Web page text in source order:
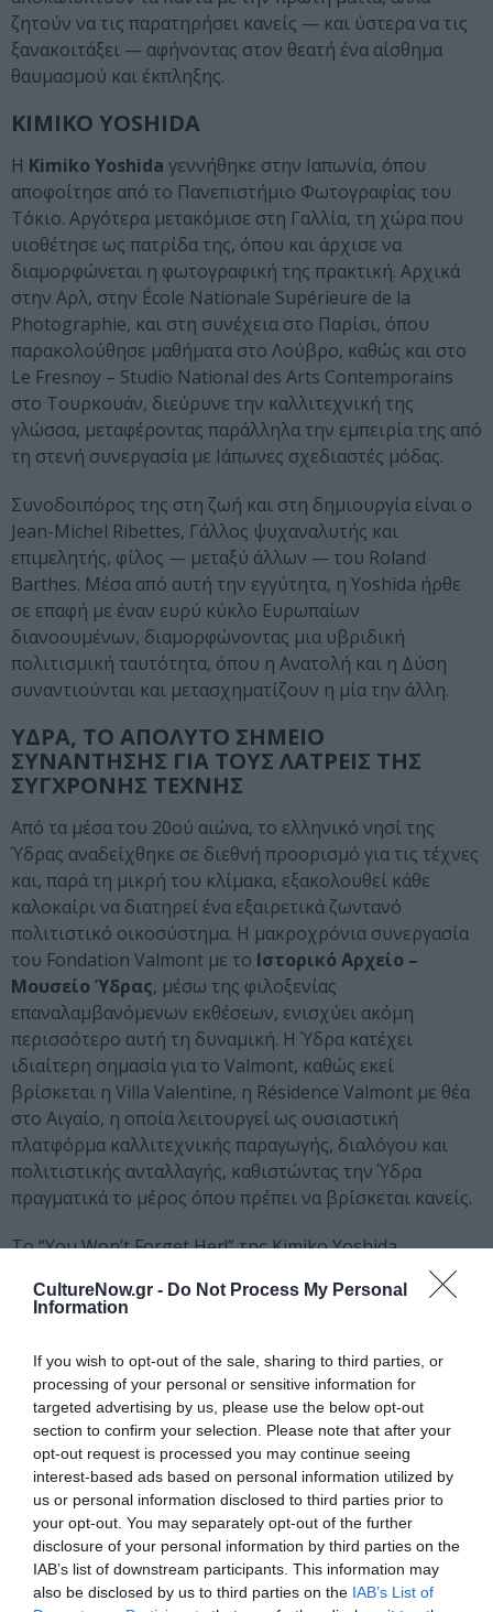
CultureNow.gr - Do Not Process My Personal
Information
If you wish to opt-out of the sale, sharing to third parties, or
processing of your personal or sensitive information for
targeted advertising by us, please use the below opt-out
section to confirm your selection. Please note that after your
opt-out request is processed you may continue seeing
interest-based ads based on personal information utilized by
us or personal information disclosed to third parties prior to
your opt-out. You may separately opt-out of the further
disclosure of your personal information by third parties on the
IAB’s list of downstream participants. This information may
also be disclosed by us to third parties on the IAB’s List of
ζητούν να τις παρατηρήσει κανείς — και ύστερα να τις
ξανακοιτάξει — αφήνοντας στον θεατή ένα αίσθημα
θαυμασμού και έκπληξης.
KIMIKO YOSHIDA
Η Kimiko Yoshida γεννήθηκε στην Ιαπωνία, όπου
αποφοίτησε από το Πανεπιστήμιο Φωτογραφίας του
Τόκιο. Αργότερα μετακόμισε στη Γαλλία, τη χώρα που
υιοθέτησε ως πατρίδα της, όπου και άρχισε να
διαμορφώνεται η φωτογραφική της πρακτική. Αρχικά
στην Αρλ, στην École Nationale Supérieure de la
Photographie, και στη συνέχεια στο Παρίσι, όπου
παρακολούθησε μαθήματα στο Λούβρο, καθώς και στο
Le Fresnoy – Studio National des Arts Contemporains
στο Τουρκουάν, διεύρυνε την καλλιτεχνική της
γλώσσα, μεταφέροντας παράλληλα την εμπειρία της από
τη στενή συνεργασία με Ιάπωνες σχεδιαστές μόδας.
Συνοδοιπόρος της στη ζωή και στη δημιουργία είναι ο
Jean-Michel Ribettes, Γάλλος ψυχαναλυτής και
επιμελητής, φίλος — μεταξύ άλλων — του Roland
Barthes. Μέσα από αυτή την εγγύτητα, η Yoshida ήρθε
σε επαφή με έναν ευρύ κύκλο Ευρωπαίων
διανοουμένων, διαμορφώνοντας μια υβριδική
πολιτισμική ταυτότητα, όπου η Ανατολή και η Δύση
συναντιούνται και μετασχηματίζουν η μία την άλλη.
ΥΔΡΑ, ΤΟ ΑΠΟΛΥΤΟ ΣΗΜΕΙΟ
ΣΥΝΑΝΤΗΣΗΣ ΓΙΑ ΤΟΥΣ ΛΑΤΡΕΙΣ ΤΗΣ
ΣΥΓΧΡΟΝΗΣ ΤΕΧΝΗΣ
Από τα μέσα του 20ού αιώνα, το ελληνικό νησί της
Ύδρας αναδείχθηκε σε διεθνή προορισμό για τις τέχνες
και, παρά τη μικρή του κλίμακα, εξακολουθεί κάθε
καλοκαίρι να διατηρεί ένα εξαιρετικά ζωντανό
πολιτιστικό οικοσύστημα. Η μακροχρόνια συνεργασία
του Fondation Valmont με το Ιστορικό Αρχείο –
Μουσείο Ύδρας, μέσω της φιλοξενίας
επαναλαμβανόμενων εκθέσεων, ενισχύει ακόμη
περισσότερο αυτή τη δυναμική. Η Ύδρα κατέχει
ιδιαίτερη σημασία για το Valmont, καθώς εκεί
βρίσκεται η Villa Valentine, η Résidence Valmont με θέα
στο Αιγαίο, η οποία λειτουργεί ως ουσιαστική
πλατφόρμα καλλιτεχνικής παραγωγής, διαλόγου και
πολιτιστικής ανταλλαγής, καθιστώντας την Ύδρα
πραγματικά το μέρος όπου πρέπει να βρίσκεται κανείς.
Το “You Won’t Forget Her!” της Kimiko Yoshida
πραγματοποιείται σε έναν από τους πιο εμβληματικούς
χώρους του νησιού του Σαρωνικού. Η ανάδειξη της
στόχους του Ιστορικού Αρχείου – Μουσείου Ύδρας,
μαζί με τον εντοπισμό, τη συγκέντρωση, την
ταξινόμηση, την καταγραφή και τη δημοσίευση κάθε
είδους αρχειακού υλικού που σχετίζεται με το νησί,
την τοπική ιστορία, την παράδοση και τον πολιτισμό
του.
Το Μουσείο, που ιδρύθηκε το 1918, φιλοξενεί, μεταξύ
άλλων, πολιτιστικούς θησαυρούς που σχετίζονται με
την Ελληνική Επανάσταση του 1821, για την οποία η